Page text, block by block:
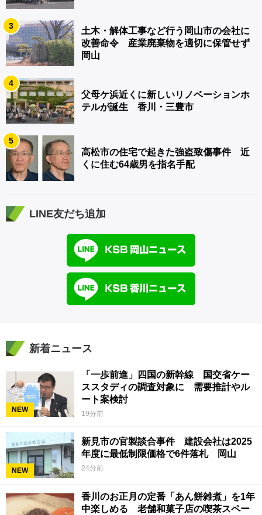
3
土木・解体工事など行う岡山市の会社に
改善命令 産業廃棄物を適切に保管せず
岡山
4
父母ケ浜近くに新しいリノベーションホ
テルが誕生 香川・三豊市
5
高松市の住宅で起きた強盗致傷事件 近
くに住む64歳男を指名手配
LINE友だち追加
新着ニュース
NEW
「一歩前進」四国の新幹線 国交省ケー
ススタディの調査対象に 需要推計やル
ート案検討
19分前
NEW
新見市の官製談合事件 建設会社は2025
年度に最低制限価格で6件落札 岡山
24分前
香川のお正月の定番「あん餅雑煮」を1年
中楽しめる 老舗和菓子店の喫茶スペー